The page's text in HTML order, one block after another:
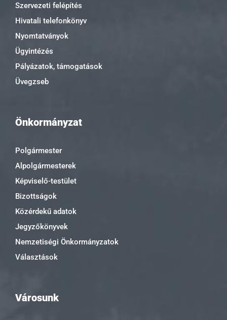
Szervezeti felépítés
Hivatali telefonkönyv
Nyomtatványok
Ügyintézés
Pályázatok, támogatások
Üvegzseb
Önkormányzat
Polgármester
Alpolgármesterek
Képviselő-testület
Bizottságok
Közérdekű adatok
Jegyzőkönyvek
Nemzetiségi Önkormányzatok
Választások
Városunk